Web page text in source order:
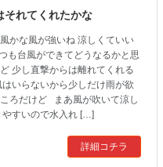
それてくれたかな
かな風が強いね 涼しくていい
も台風ができてどうなるかと思
少し直撃からは離れてくれる
はいらないから少しだけ雨が欲
ろだけど まあ風が吹いて涼し
やすいので水入れ […]
詳細コチラ